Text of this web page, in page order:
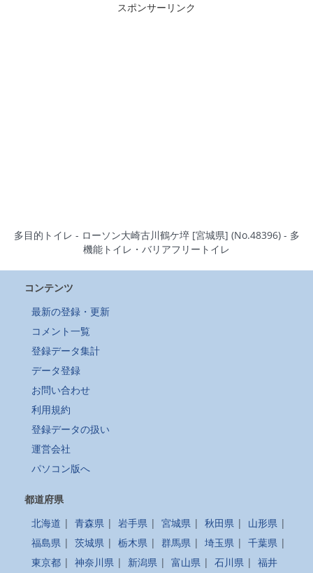
スポンサーリンク
多目的トイレ - ローソン大崎古川鶴ケ埣 [宮城県] (No.48396) - 多
機能トイレ・バリアフリートイレ
コンテンツ
最新の登録・更新
コメント一覧
登録データ集計
データ登録
お問い合わせ
利用規約
登録データの扱い
運営会社
パソコン版へ
都道府県
北海道 | 青森県 | 岩手県 | 宮城県 | 秋田県 | 山形県 |
福島県 | 茨城県 | 栃木県 | 群馬県 | 埼玉県 | 千葉県 |
東京都 | 神奈川県 | 新潟県 | 富山県 | 石川県 | 福井